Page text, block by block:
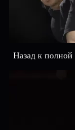
Назад к